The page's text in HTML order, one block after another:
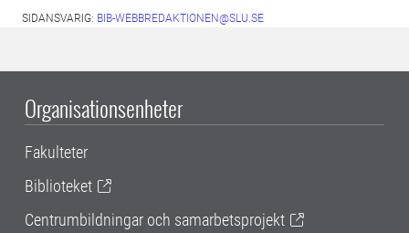
SIDANSVARIG: BIB-WEBBREDAKTIONEN@SLU.SE
Organisationsenheter
Fakulteter
Biblioteket
Centrumbildningar och samarbetsprojekt